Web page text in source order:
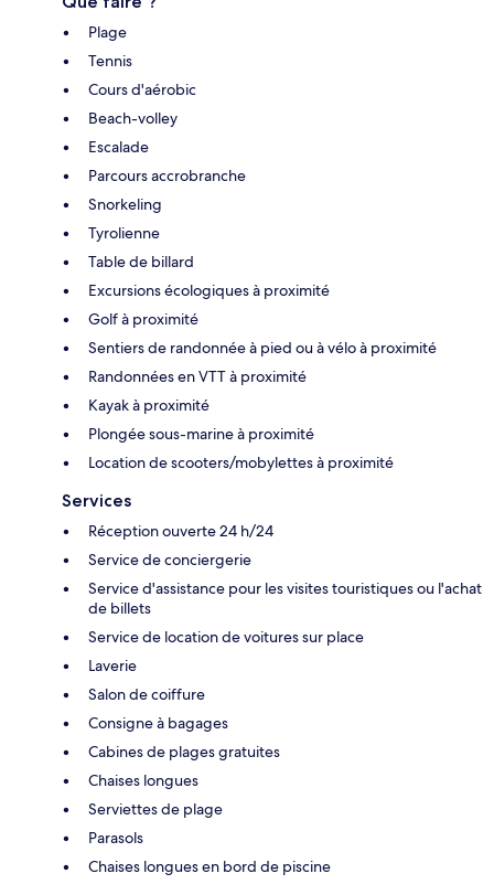
Plage
Tennis
Cours d'aérobic
Beach-volley
Escalade
Parcours accrobranche
Snorkeling
Tyrolienne
Table de billard
Excursions écologiques à proximité
Golf à proximité
Sentiers de randonnée à pied ou à vélo à proximité
Randonnées en VTT à proximité
Kayak à proximité
Plongée sous-marine à proximité
Location de scooters/mobylettes à proximité
Services
Réception ouverte 24 h/24
Service de conciergerie
Service d'assistance pour les visites touristiques ou l'achat
de billets
Service de location de voitures sur place
Laverie
Salon de coiffure
Consigne à bagages
Cabines de plages gratuites
Chaises longues
Serviettes de plage
Parasols
Chaises longues en bord de piscine